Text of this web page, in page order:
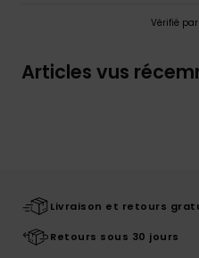
Vérifié par
Articles vus
Livraison et retours
Retours sous 30 jours